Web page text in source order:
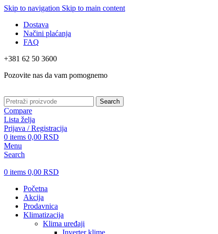
Skip to navigation Skip to main content
Dostava
Načini plaćanja
FAQ
+381 62 50 3600
Pozovite nas da vam pomognemo
Search
Compare
Lista želja
Prijava / Registracija
0 items 0,00 RSD
Menu
Search
0 items 0,00 RSD
Početna
Akcija
Prodavnica
Klimatizacija
Klima uređaji
Inverter klime